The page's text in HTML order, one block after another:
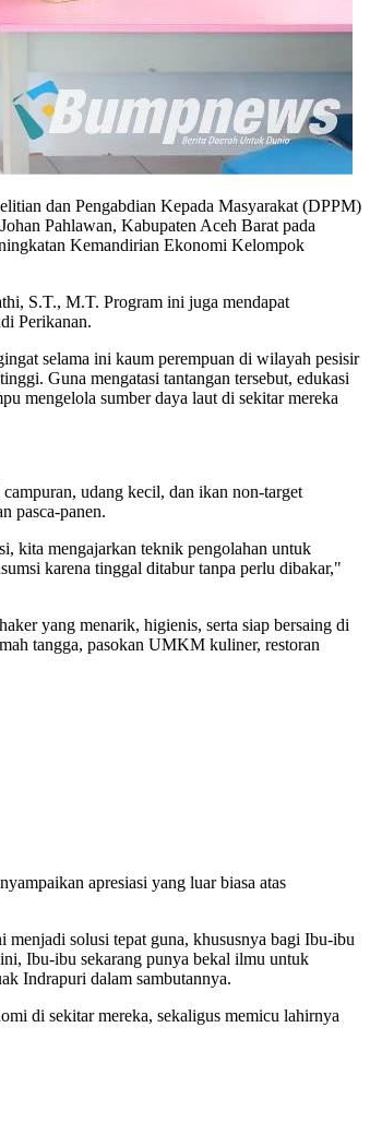
dan Pengabdian Kepada Masyarakat (DPPM)
Pahlawan, Kabupaten Aceh Barat pada
Kemandirian Ekonomi Kelompok
S.T., M.T. Program ini juga mendapat
Perikanan.
selama ini kaum perempuan di wilayah pesisir
Guna mengatasi tantangan tersebut, edukasi
mengelola sumber daya laut di sekitar mereka
udang kecil, dan ikan non-target
pasca-panen.
kita mengajarkan teknik pengolahan untuk
karena tinggal ditabur tanpa perlu dibakar,"
yang menarik, higienis, serta siap bersaing di
tangga, pasokan UMKM kuliner, restoran
apresiasi yang luar biasa atas
solusi tepat guna, khususnya bagi Ibu-ibu
Ibu-ibu sekarang punya bekal ilmu untuk
Indrapuri dalam sambutannya.
di sekitar mereka, sekaligus memicu lahirnya